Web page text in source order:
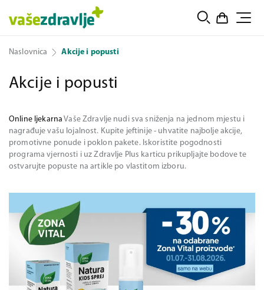
Naslovnica Akcije i popusti
Akcije i popusti
Online ljekarna Vaše Zdravlje nudi sva sniženja na jednom mjestu i
nagrađuje vašu lojalnost. Kupite jeftinije - uhvatite najbolje akcije,
promotivne ponude i poklon pakete. Iskoristite pogodnosti
programa vjernosti i uz Zdravlje Plus karticu prikupljajte bodove te
ostvarujte popuste na artikle po vlastitom izboru.